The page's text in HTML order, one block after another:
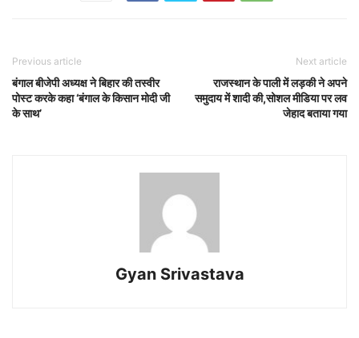
Previous article
बंगाल बीजेपी अध्यक्ष ने बिहार की तस्वीर
पोस्ट करके कहा ‘बंगाल के किसान मोदी जी
के साथ’
Next article
राजस्थान के पाली में लड़की ने अपने
समुदाय में शादी की,सोशल मीडिया पर लव
जेहाद बताया गया
Gyan Srivastava